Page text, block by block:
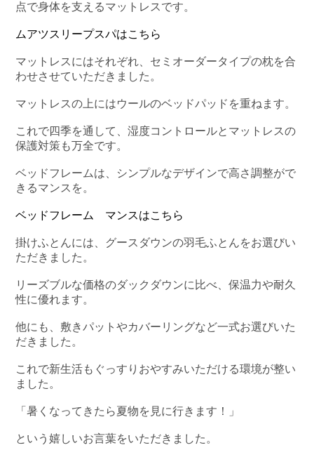
点で身体を支えるマットレスです。
ムアツスリープスパはこちら
マットレスにはそれぞれ、セミオーダータイプの枕を合
わせさせていただきました。
マットレスの上にはウールのベッドパッドを重ねます。
これで四季を通して、湿度コントロールとマットレスの
保護対策も万全です。
ベッドフレームは、シンプルなデザインで高さ調整がで
きるマンスを。
ベッドフレーム マンスはこちら
掛けふとんには、グースダウンの羽毛ふとんをお選びい
ただきました。
リーズブルな価格のダックダウンに比べ、保温力や耐久
性に優れます。
他にも、敷きパットやカバーリングなど一式お選びいた
だきました。
これで新生活もぐっすりおやすみいただける環境が整い
ました。
「暑くなってきたら夏物を見に行きます！」
という嬉しいお言葉をいただきました。